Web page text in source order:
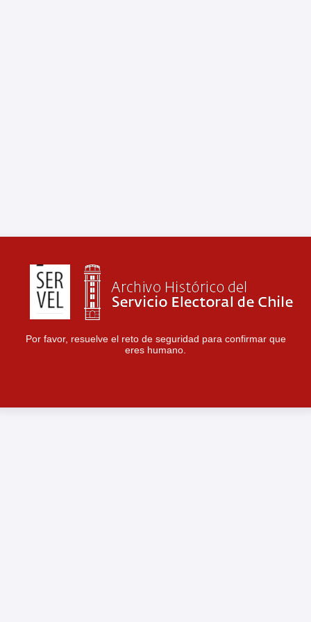
Por favor, resuelve el reto de seguridad para confirmar que
eres humano.